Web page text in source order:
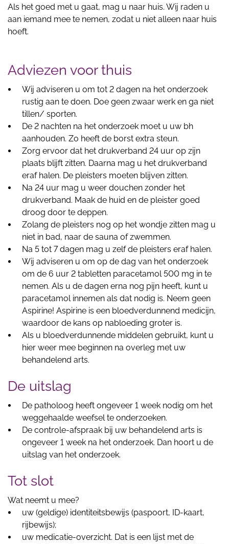
Als het goed met u gaat, mag u naar huis. Wij raden u
aan iemand mee te nemen, zodat u niet alleen naar huis
hoeft.
Adviezen voor thuis
Wij adviseren u om tot 2 dagen na het onderzoek
rustig aan te doen. Doe geen zwaar werk en ga niet
tillen/ sporten.
De 2 nachten na het onderzoek moet u uw bh
aanhouden. Zo heeft de borst extra steun.
Zorg ervoor dat het drukverband 24 uur op zijn
plaats blijft zitten. Daarna mag u het drukverband
eraf halen. De pleisters moeten blijven zitten.
Na 24 uur mag u weer douchen zonder het
drukverband. Maak de huid en de pleister goed
droog door te deppen.
Zolang de pleisters nog op het wondje zitten mag u
niet in bad, naar de sauna of zwemmen.
Na 5 tot 7 dagen mag u zelf de pleisters eraf halen.
Wij adviseren u om op de dag van het onderzoek
om de 6 uur 2 tabletten paracetamol 500 mg in te
nemen. Als u de dagen erna nog pijn heeft, kunt u
paracetamol innemen als dat nodig is. Neem geen
Aspirine! Aspirine is een bloedverdunnend medicijn,
waardoor de kans op nabloeding groter is.
Als u bloedverdunnende middelen gebruikt, kunt u
hier weer mee beginnen na overleg met uw
behandelend arts.
De uitslag
De patholoog heeft ongeveer 1 week nodig om het
weggehaalde weefsel te onderzoeken.
De controle-afspraak bij uw behandelend arts is
ongeveer 1 week na het onderzoek. Dan hoort u de
uitslag van het onderzoek.
Tot slot
Wat neemt u mee?
uw (geldige) identiteitsbewijs (paspoort, ID-kaart,
rijbewijs);
uw medicatie-overzicht. Dat is een lijst met de